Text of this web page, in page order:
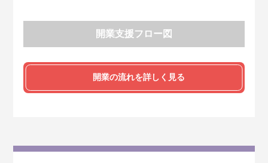
開業支援フロー図
開業の流れを詳しく見る